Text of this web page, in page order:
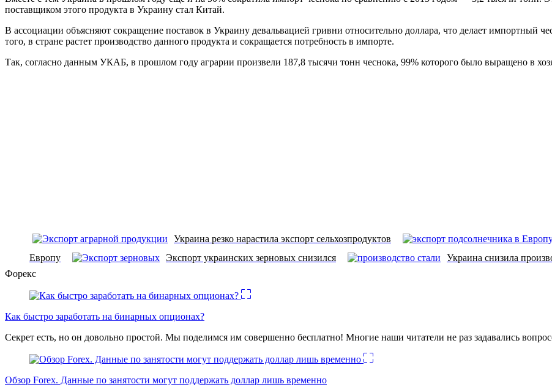
поставщиком этого продукта в Украину стал Китай.
В ассоциации объясняют сокращение поставок в Украину девальвацией гривни относительно доллара, что делает импортный
того, в стране растет производство данного продукта и сокращается потребность в импорте.
Так, согласно данным УКАБ, в прошлом году аграрии произвели 187,8 тысячи тонн чеснока, 99% которого было выращено в
Украина резко нарастила экспорт сельхозпродуктов
Европу
Экспорт украинских зерновых снизился
Украина снизила
Форекс
Как быстро заработать на бинарных опционах?
Секрет есть, но он довольно простой. Мы поделимся им совершенно бесплатно! Многие наши читатели не раз задавались
Обзор Forex. Данные по занятости могут поддержать доллар лишь временно